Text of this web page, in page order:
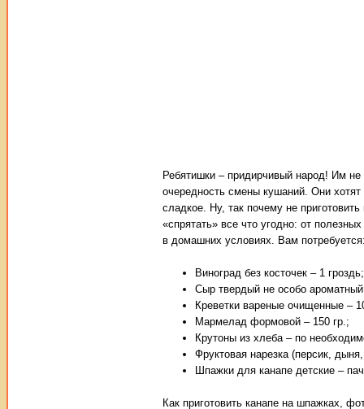
Ребятишки – придирчивый народ! Им не
очередность смены кушаний. Они хотят
сладкое. Ну, так почему не
«спрятать» все что угодно: от
в домашних условиях. Вам
Виноград без косточек – 1 гроздь;
Сыр твердый не особо
Креветки вареные очищенные –
Мармелад формовой – 150 гр.;
Крутоны из хлеба – по
Фруктовая нарезка (персик,
Шпажки для канапе детские –
Как приготовить канапе на шпажках,